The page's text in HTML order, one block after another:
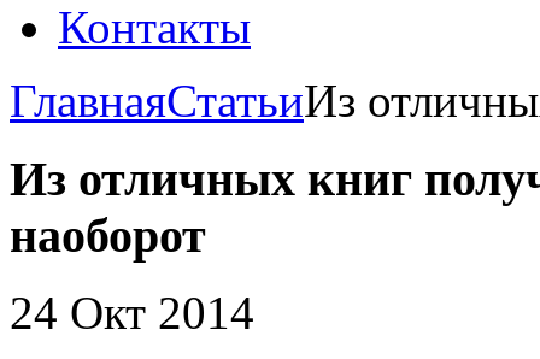
Контакты
ГлавнаяСтатьиИз
Из отличных книг
наоборот
24 Окт 2014